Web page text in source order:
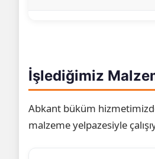
İşlediğimiz
Abkant büküm
malzeme yelpazesiyle